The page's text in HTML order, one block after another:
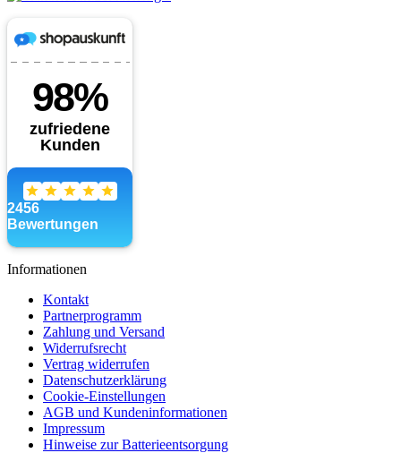
Informationen
Kontakt
Partnerprogramm
Zahlung und Versand
Widerrufsrecht
Vertrag widerrufen
Datenschutzerklärung
Cookie-Einstellungen
AGB und Kundeninformationen
Impressum
Hinweise zur Batterieentsorgung